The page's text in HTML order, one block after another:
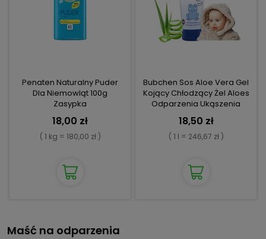
Penaten Naturalny Puder
Dla Niemowląt 100g
Zasypka
18,00 zł
( 1 kg = 180,00 zł )
Bubchen Sos Aloe Vera Gel
Kojący Chłodzący Żel Aloes
Odparzenia Ukąszenia
18,50 zł
( 1 l = 246,67 zł )
Maść na odparzenia